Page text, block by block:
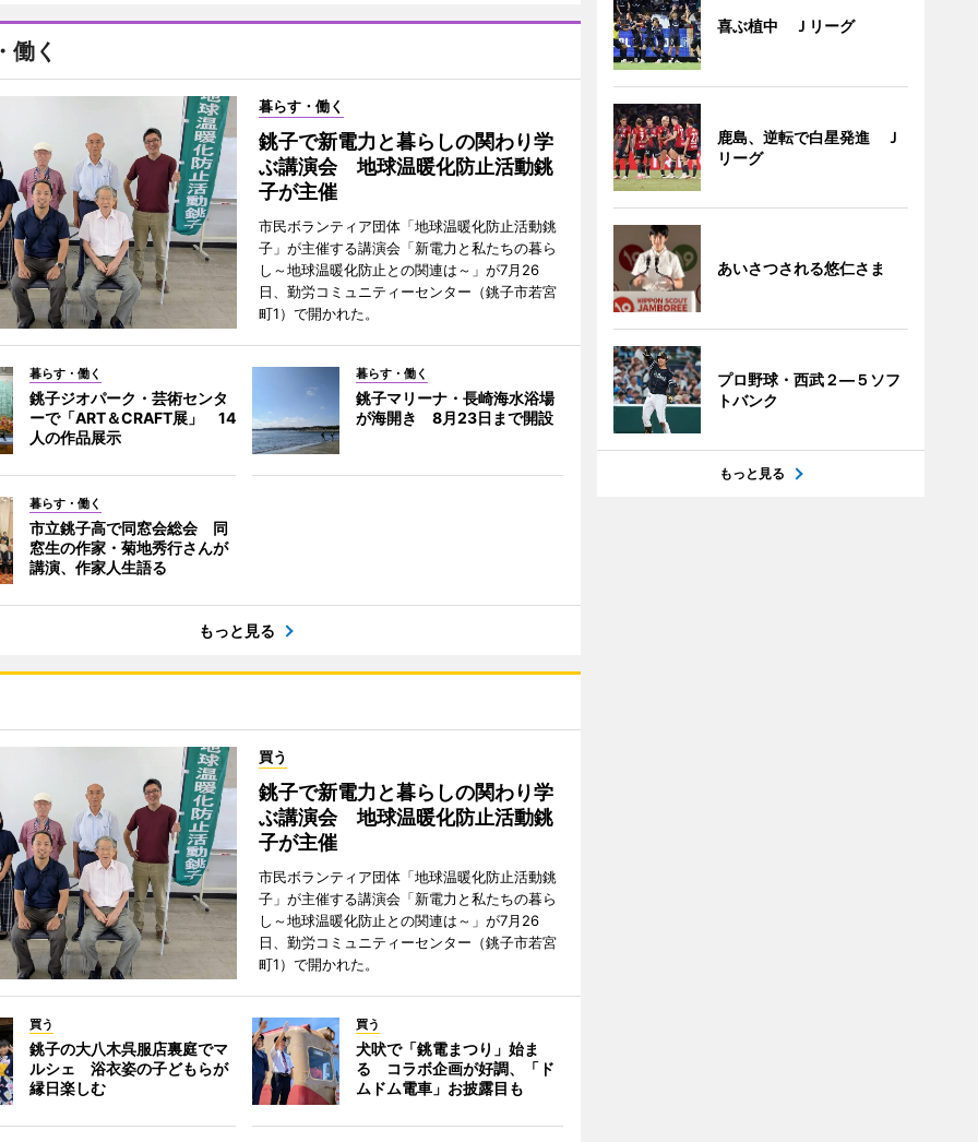
働く
暮らす・働く
銚子で新電力と暮らしの関わり学
ぶ講演会 地球温暖化防止活動銚
子が主催
市民ボランティア団体「地球温暖化防止活動銚
子」が主催する講演会「新電力と私たちの暮ら
し～地球温暖化防止との関連は～」が7月26
日、勤労コミュニティーセンター（銚子市若宮
町1）で開かれた。
暮らす・働く
銚子ジオパーク・芸術センタ
ーで「ART＆CRAFT展」 14
人の作品展示
暮らす・働く
銚子マリーナ・長崎海水浴場
が海開き 8月23日まで開設
暮らす・働く
市立銚子高で同窓会総会 同
窓生の作家・菊地秀行さんが
講演、作家人生語る
もっと見る
買う
銚子で新電力と暮らしの関わり学
ぶ講演会 地球温暖化防止活動銚
子が主催
市民ボランティア団体「地球温暖化防止活動銚
子」が主催する講演会「新電力と私たちの暮ら
し～地球温暖化防止との関連は～」が7月26
日、勤労コミュニティーセンター（銚子市若宮
町1）で開かれた。
買う
銚子の大八木呉服店裏庭でマ
ルシェ 浴衣姿の子どもらが
縁日楽しむ
買う
犬吠で「銚電まつり」始ま
る コラボ企画が好調、「ド
ムドム電車」お披露目も
喜ぶ植中 Ｊリーグ
鹿島、逆転で白星発進 Ｊ
リーグ
あいさつされる悠仁さま
プロ野球・西武２―５ソフ
トバンク
もっと見る